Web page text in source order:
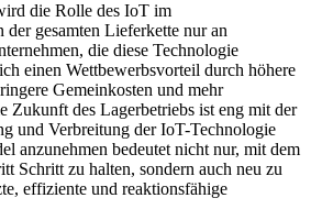
die Rolle des IoT im
der gesamten Lieferkette nur an
die diese Technologie
einen Wettbewerbsvorteil durch höhere
Gemeinkosten und mehr
Zukunft des Lagerbetriebs ist eng mit der
und Verbreitung der IoT-Technologie
anzunehmen bedeutet nicht nur, mit dem
Schritt zu halten, sondern auch neu zu
effiziente und reaktionsfähige